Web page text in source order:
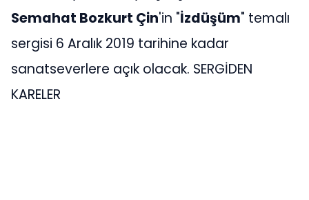
Semahat Bozkurt Çin'in "İzdüşüm" temalı
sergisi 6 Aralık 2019 tarihine kadar
sanatseverlere açık olacak. SERGİDEN
KARELER